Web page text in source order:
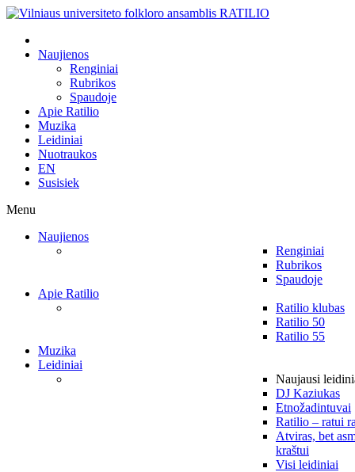
Naujienos
Renginiai
Rubrikos
Spaudoje
Apie Ratilio
Muzika
Leidiniai
Nuotraukos
EN
Susisiek
Menu
Naujienos
Renginiai
Rubrikos
Spaudoje
Apie Ratilio
Ratilio klubas
Ratilio 50
Ratilio 55
Muzika
Leidiniai
Naujausi
DJ Kaziukas
Etnožadintuvai
Ratilio – ratui
Atviras, bet
kraštui
Visi leidiniai